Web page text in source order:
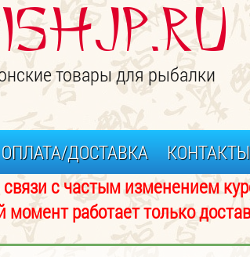
товары для рыбалки
ОПЛАТА/ДОСТАВКА КОНТАКТЫ
курсов
только доставка